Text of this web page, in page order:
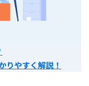
りやすく解説！